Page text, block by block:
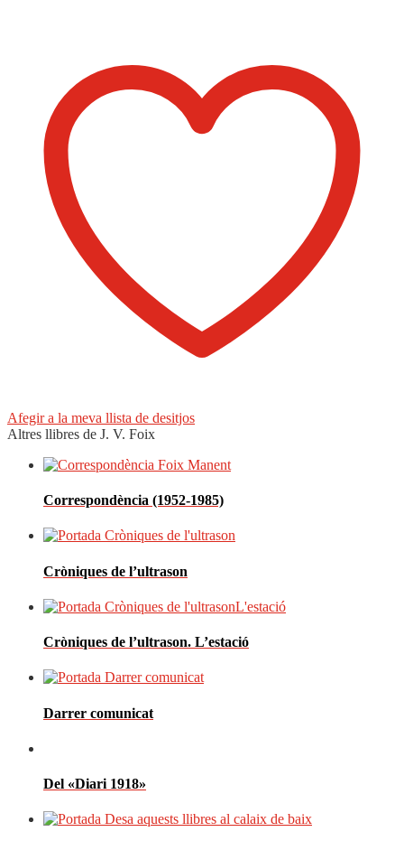
Afegir a la meva llista de desitjos
Altres llibres de J. V. Foix
Correspondència (1952-1985)
Cròniques de l’ultrason
Cròniques de l’ultrason. L’estació
Darrer comunicat
Del «Diari 1918»